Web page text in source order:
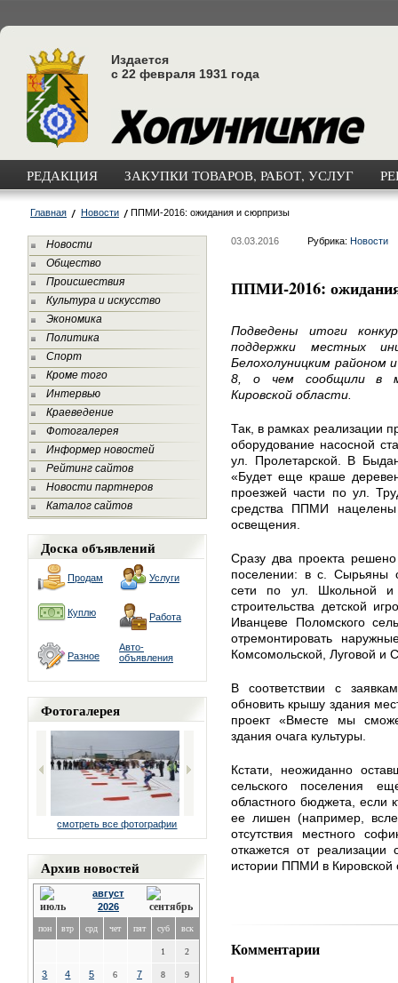
Издается
с 22 февраля 1931 года
РЕДАКЦИЯ ЗАКУПКИ ТОВАРОВ, РАБОТ, УСЛУГ
Главная Новости ППМИ-2016: ожидания и сюрпризы
Новости
Общество
Происшествия
Культура и искусство
Экономика
Политика
Спорт
Кроме того
Интервью
Краеведение
Фотогалерея
Информер новостей
Рейтинг сайтов
Новости партнеров
Каталог сайтов
Доска объявлений
Продам Услуги
Куплю Работа
Разное
Авто-
объявления
Фотогалерея
смотреть все фотографии
Архив новостей
август
2026
пон втр срд чет пят суб вск
1 2
3 4 5 6 7 8 9
03.03.2016 Рубрика: Новости
ППМИ-2016:
Подведены итоги
поддержки местных
Белохолуницким районом
8, о чем сообщили в
Кировской области.
Так, в рамках реализации
оборудование насосной
ул. Пролетарской. В
«Будет еще краше
проезжей части по ул.
средства ППМИ нацелены
освещения.
Сразу два проекта решено
поселении: в с. Сырьяны
сети по ул. Школьной
строительства детской
Иванцеве Поломского
отремонтировать
Комсомольской, Луговой и
В соответствии с
обновить крышу здания
проект «Вместе мы
здания очага культуры.
Кстати, неожиданно
сельского поселения
областного бюджета, если
ее лишен (например,
отсутствия местного
откажется от
истории ППМИ в Кировской
Комментарии